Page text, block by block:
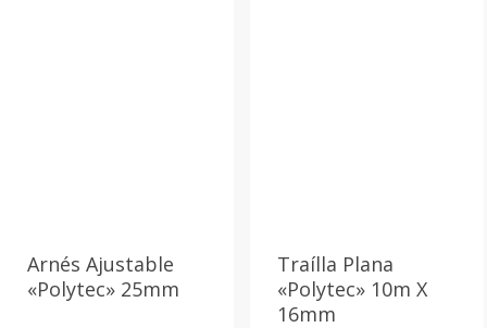
Arnés Ajustable
«Polytec» 25mm
Traílla Plana
«Polytec» 10m X
16mm